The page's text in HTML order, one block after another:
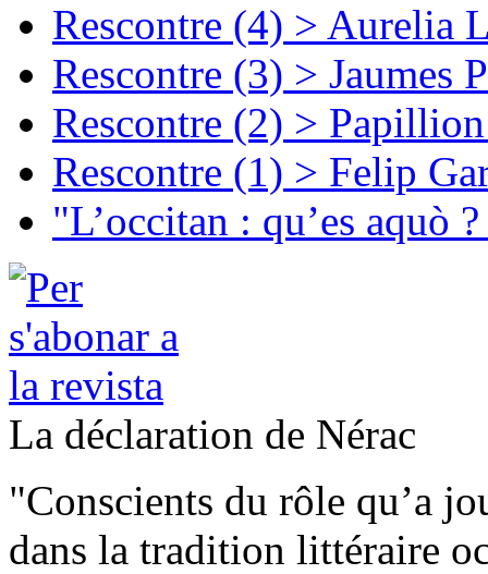
Rescontre (4) > Aurelia
Rescontre (3) > Jaumes
Rescontre (2) >
Rescontre (1) > Felip
"L’occitan : qu’es aquò
La déclaration de Nérac
"Conscients du rôle qu’a
dans la tradition littéraire